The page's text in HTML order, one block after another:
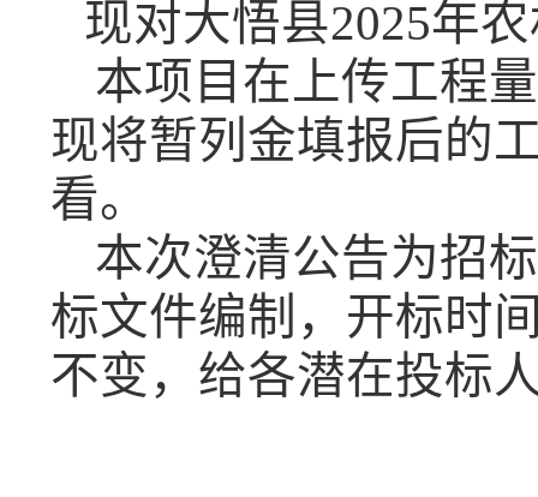
现对大悟县2025年
本项目在上传工程
现将暂列金填报后的
看。
本次澄清公告为招
标文件编制，开标时
不变，给各潜在投标